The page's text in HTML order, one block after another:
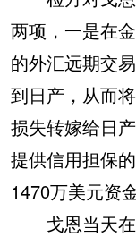
两项，一是在
的外汇远期交
到日产，从而
损失转嫁给日
提供信用担保
1470万美元资金
戈恩当天在